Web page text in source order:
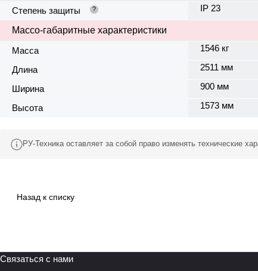
Степень защиты
? IP 23
Массо-габаритные характеристики
Масса
1546 кг
Длина 2511 мм
Ширина 900 мм
Высота 1573 мм
РУ-Техника оставляет за собой право изменять технические
Назад к списку
Связаться с нами